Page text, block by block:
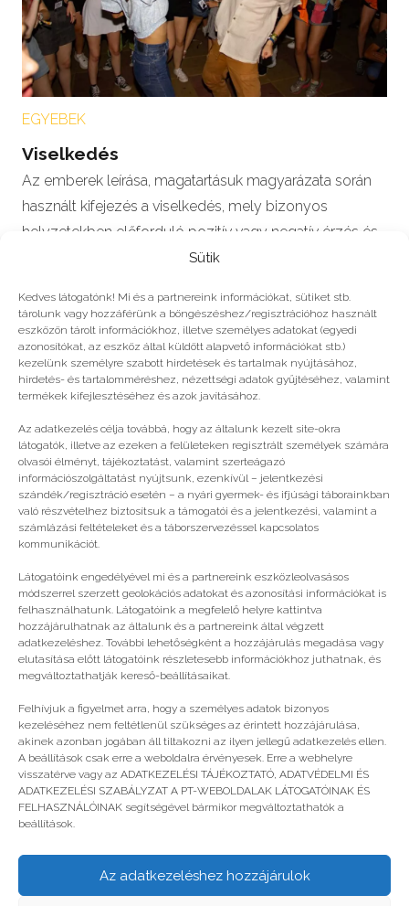
Sütik
Kedves látogatónk! Mi és a partnereink információkat, sütiket stb.
tárolunk vagy hozzáférünk a böngészéshez/regisztrációhoz használt
eszközön tárolt információkhoz, illetve személyes adatokat (egyedi
azonosítókat, az eszköz által küldött alapvető információkat stb.)
kezelünk személyre szabott hirdetések és tartalmak nyújtásához,
hirdetés- és tartalomméréshez, nézettségi adatok gyűjtéséhez, valamint
termékek kifejlesztéséhez és azok javításához.
Az adatkezelés célja továbbá, hogy az általunk kezelt site-okra
látogatók, illetve az ezeken a felületeken regisztrált személyek számára
olvasói élményt, tájékoztatást, valamint szerteágazó
információszolgáltatást nyújtsunk, ezenkívül – jelentkezési
szándék/regisztráció esetén – a nyári gyermek- és ifjúsági táborainkban
való részvételhez biztosítsuk a támogatói és a jelentkezési, valamint a
számlázási feltételeket és a táborszervezéssel kapcsolatos
kommunikációt.
Látogatóink engedélyével mi és a partnereink eszközleolvasásos
módszerrel szerzett geolokációs adatokat és azonosítási információkat is
felhasználhatunk. Látogatóink a megfelelő helyre kattintva
hozzájárulhatnak az általunk és a partnereink által végzett
adatkezeléshez. További lehetőségként a hozzájárulás megadása vagy
elutasítása előtt látogatóink részletesebb információkhoz juthatnak, és
megváltoztathatják kereső-beállításaikat.
Felhívjuk a figyelmet arra, hogy a személyes adatok bizonyos
kezeléséhez nem feltétlenül szükséges az érintett hozzájárulása,
akinek azonban jogában áll tiltakozni az ilyen jellegű adatkezelés ellen.
A beállítások csak erre a weboldalra érvényesek. Erre a webhelyre
visszatérve vagy az ADATKEZELÉSI TÁJÉKOZTATÓ, ADATVÉDELMI ÉS
ADATKEZELÉSI SZABÁLYZAT A PT-WEBOLDALAK LÁTOGATÓINAK ÉS
FELHASZNÁLÓINAK segítségével bármikor megváltoztathatók a
beállítások.
Az adatkezeléshez hozzájárulok
EGYEBEK
Viselkedés
Az emberek leírása, magatartásuk magyarázata során
használt kifejezés a viselkedés, mely bizonyos
helyzetekben előforduló pozitív vagy negatív érzés és
érdeklődés ,gyerek, people team,PT,szülő,táborozás
Még több
Egyszerű tippek a boldog naphoz
© legjobbtabor.hu